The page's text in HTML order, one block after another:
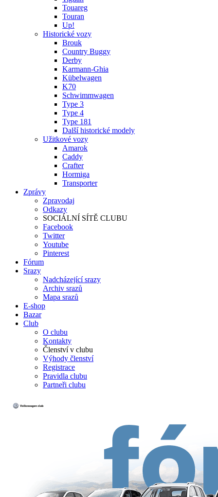
Touareg
Touran
Up!
Historické vozy
Brouk
Country Buggy
Derby
Karmann-Ghia
Kübelwagen
K70
Schwimmwagen
Type 3
Type 4
Type 181
Další historické modely
Užitkové vozy
Amarok
Caddy
Crafter
Hormiga
Transporter
Zprávy
Zpravodaj
Odkazy
SOCIÁLNÍ SÍTĚ CLUBU
Facebook
Twitter
Youtube
Pinterest
Fórum
Srazy
Nadcházející srazy
Archiv srazů
Mapa srazů
E-shop
Bazar
Club
O clubu
Kontakty
Členství v clubu
Výhody členství
Registrace
Pravidla clubu
Partneři clubu